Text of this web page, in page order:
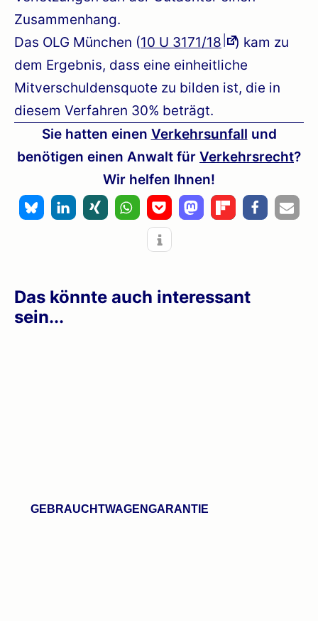
Zusammenhang.
Das OLG München (10 U 3171/18
) kam zu
dem Ergebnis, dass eine einheitliche
Mitverschuldensquote zu bilden ist, die in
diesem Verfahren 30% beträgt.
Sie hatten einen Verkehrsunfall und
benötigen einen Anwalt für Verkehrsrecht?
Wir helfen Ihnen!
Das könnte auch interessant
sein...
GEBRAUCHTWAGENGARANTIE